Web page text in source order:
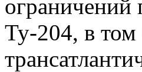
ограничений
Ту-204, в том